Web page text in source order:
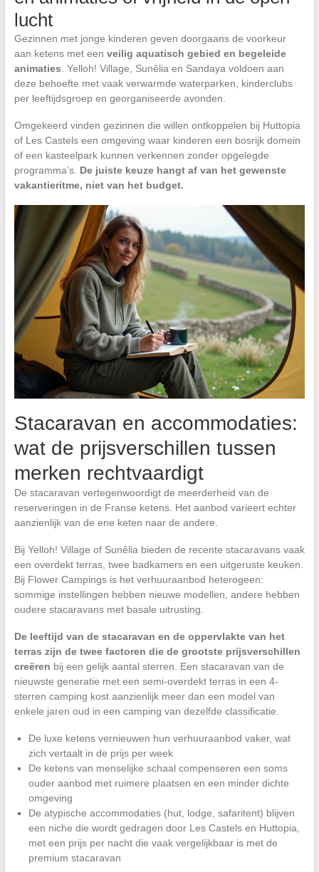
lucht
Gezinnen met jonge kinderen geven doorgaans de voorkeur
aan ketens met een veilig aquatisch gebied en begeleide
animaties . Yelloh! Village, Sunêlia en Sandaya voldoen aan
deze behoefte met vaak verwarmde waterparken, kinderclubs
per leeftijdsgroep en georganiseerde avonden.
Omgekeerd vinden gezinnen die willen ontkoppelen bij Huttopia
of Les Castels een omgeving waar kinderen een bosrijk domein
of een kasteelpark kunnen verkennen zonder opgelegde
programma’s. De juiste keuze hangt af van het gewenste
vakantieritme, niet van het budget.
Stacaravan en accommodaties:
wat de prijsverschillen tussen
merken rechtvaardigt
De stacaravan vertegenwoordigt de meerderheid van de
reserveringen in de Franse ketens. Het aanbod varieert echter
aanzienlijk van de ene keten naar de andere.
Bij Yelloh! Village of Sunêlia bieden de recente stacaravans vaak
een overdekt terras, twee badkamers en een uitgeruste keuken.
Bij Flower Campings is het verhuuraanbod heterogeen:
sommige instellingen hebben nieuwe modellen, andere hebben
oudere stacaravans met basale uitrusting.
De leeftijd van de stacaravan en de oppervlakte van het
terras zijn de twee factoren die de grootste prijsverschillen
creëren bij een gelijk aantal sterren. Een stacaravan van de
nieuwste generatie met een semi-overdekt terras in een 4-
sterren camping kost aanzienlijk meer dan een model van
enkele jaren oud in een camping van dezelfde classificatie.
De luxe ketens vernieuwen hun verhuuraanbod vaker, wat
zich vertaalt in de prijs per week
De ketens van menselijke schaal compenseren een soms
ouder aanbod met ruimere plaatsen en een minder dichte
omgeving
De atypische accommodaties (hut, lodge, safaritent) blijven
een niche die wordt gedragen door Les Castels en Huttopia,
met een prijs per nacht die vaak vergelijkbaar is met de
premium stacaravan